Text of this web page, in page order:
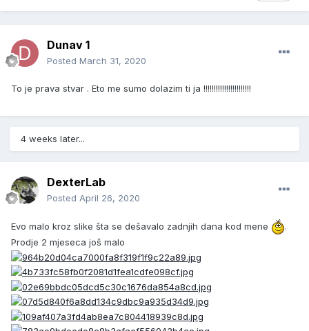
Dunav 1
Posted March 31, 2020
To je prava stvar . Eto me sumo dolazim ti ja !!!!!!!!!!!!!!!!!!!!!!!
4 weeks later...
DexterLab
Posted April 26, 2020
Evo malo kroz slike šta se dešavalo zadnjih dana kod mene
.
Prodje 2 mjeseca još malo